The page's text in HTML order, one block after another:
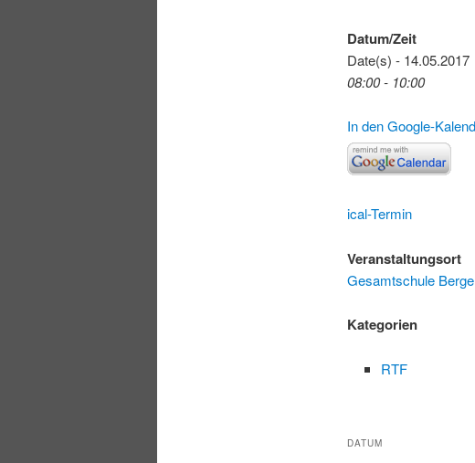
Datum/Zeit
Date(s) - 14.05.2017
08:00 - 10:00
In den Google-
ical-Termin
Veranstaltungsort
Gesamtschule
Kategorien
RTF
DATUM